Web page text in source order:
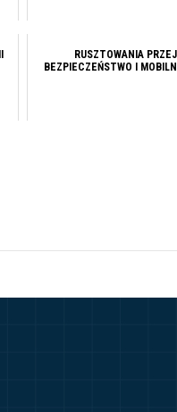
RUSZTOWANIA
BEZPIECZEŃSTWO I